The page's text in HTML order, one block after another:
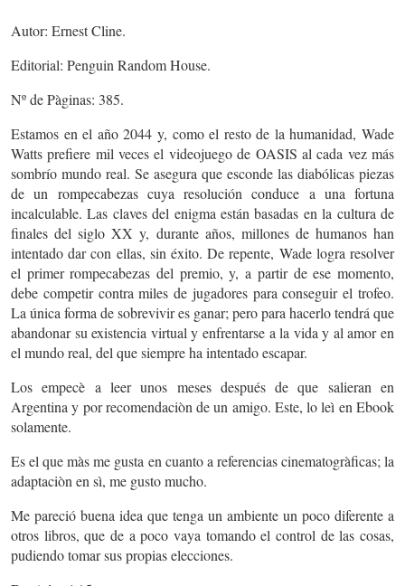
Autor: Ernest Cline.
Editorial: Penguin Random House.
Nº de Pàginas: 385.
Estamos en el año 2044 y, como el resto de la humanidad, Wade
Watts prefiere mil veces el videojuego de OASIS al cada vez más
sombrío mundo real. Se asegura que esconde las diabólicas piezas
de un rompecabezas cuya resolución conduce a una fortuna
incalculable. Las claves del enigma están basadas en la cultura de
finales del siglo XX y, durante años, millones de humanos han
intentado dar con ellas, sin éxito. De repente, Wade logra resolver
el primer rompecabezas del premio, y, a partir de ese momento,
debe competir contra miles de jugadores para conseguir el trofeo.
La única forma de sobrevivir es ganar; pero para hacerlo tendrá que
abandonar su existencia virtual y enfrentarse a la vida y al amor en
el mundo real, del que siempre ha intentado escapar.
Los empecè a leer unos meses después de que salieran en
Argentina y por recomendaciòn de un amigo. Este, lo leì en Ebook
solamente.
Es el que màs me gusta en cuanto a referencias cinematogràficas; la
adaptaciòn en sì, me gusto mucho.
Me pareció buena idea que tenga un ambiente un poco diferente a
otros libros, que de a poco vaya tomando el control de las cosas,
pudiendo tomar sus propias elecciones.